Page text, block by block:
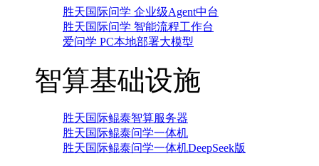
胜天国际问学 企业级Agent中台
胜天国际问学 智能流程工作台
爱问学 PC本地部署大模型
智算基础设施
胜天国际鲲泰智算服务器
胜天国际鲲泰问学一体机
胜天国际鲲泰问学一体机DeepSeek版